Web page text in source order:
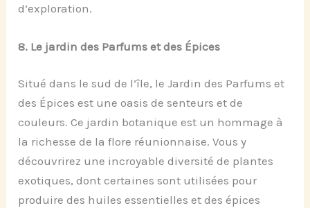
d’exploration.
8. Le jardin des Parfums et des Épices
Situé dans le sud de l’île, le Jardin des Parfums et
des Épices est une oasis de senteurs et de
couleurs. Ce jardin botanique est un hommage à
la richesse de la flore réunionnaise. Vous y
découvrirez une incroyable diversité de plantes
exotiques, dont certaines sont utilisées pour
produire des huiles essentielles et des épices